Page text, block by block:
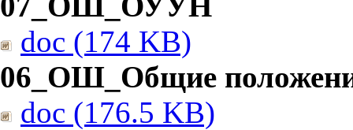
doc (174 KB)
06_ОШ_Общие
doc (176.5 KB)